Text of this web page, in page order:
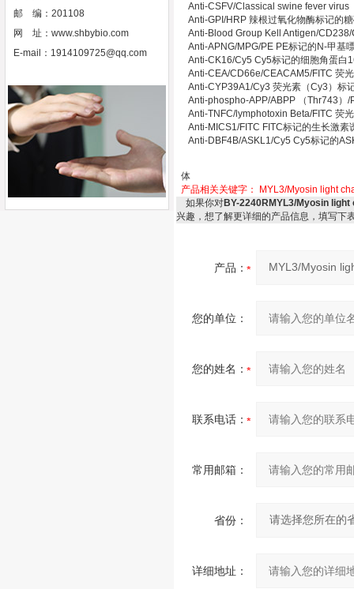
邮 编：201108
网 址： www.shbybio.com
E-mail： 1914109725@qq.com
Anti-CSFV/Classical swine fever
Anti-GPI/HRP 辣根过氧化物酶标记的
Anti-Blood Group Kell Antigen/
Anti-APNG/MPG/PE PE标记的N-甲
Anti-CK16/Cy5 Cy5标记的细胞角蛋
Anti-CEA/CD66e/CEACAM5/FITC 荧
Anti-CYP39A1/Cy3 荧光素（Cy3）
Anti-phospho-APP/ABPP （Thr743
Anti-TNFC/lymphotoxin Beta/FITC 荧
Anti-MICS1/FITC FITC标记的生长激
Anti-DBF4B/ASKL1/Cy5 Cy5标记的
体
产品相关关键字：
MYL3/Myosin light
如果你对BY-2240RMYL3/Myosin light
兴趣，想了解更详细的产品信息，填写下
产品：
您的单位：
您的姓名：
联系电话：
常用邮箱：
省份：
详细地址：